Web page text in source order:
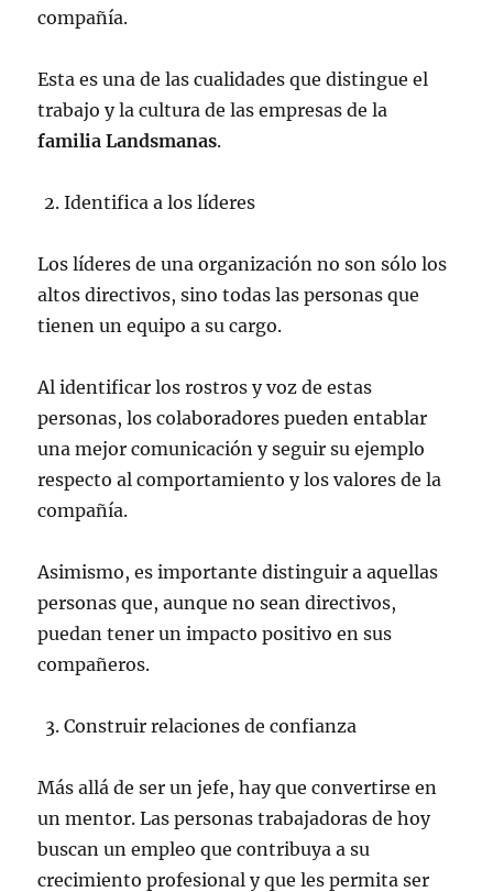
compañía.
Esta es una de las cualidades que distingue el
trabajo y la cultura de las empresas de la
familia Landsmanas.
Identifica a los líderes
Los líderes de una organización no son sólo los
altos directivos, sino todas las personas que
tienen un equipo a su cargo.
Al identificar los rostros y voz de estas
personas, los colaboradores pueden entablar
una mejor comunicación y seguir su ejemplo
respecto al comportamiento y los valores de la
compañía.
Asimismo, es importante distinguir a aquellas
personas que, aunque no sean directivos,
puedan tener un impacto positivo en sus
compañeros.
Construir relaciones de confianza
Más allá de ser un jefe, hay que convertirse en
un mentor. Las personas trabajadoras de hoy
buscan un empleo que contribuya a su
crecimiento profesional y que les permita ser